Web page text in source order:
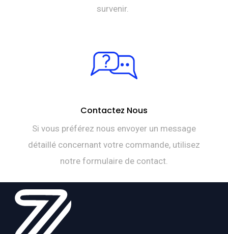
survenir.
Contactez Nous
Si vous préférez nous envoyer un message
détaillé concernant votre commande, utilisez
notre formulaire de contact.